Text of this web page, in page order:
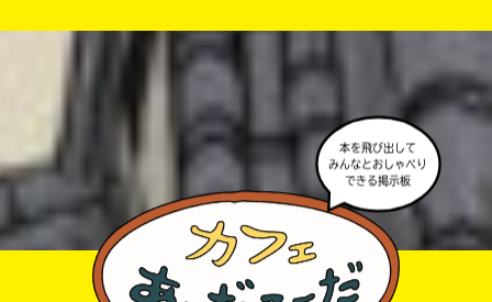
・ポプラ社の宣伝物で紹介させてもらうことがある
・かき終えたら、人を傷つけていたり、個人情報をか
きこんでいたり、字がまちがっていたりしないか、読
本を飛び出して
みんなとおしゃべり
できる掲示板